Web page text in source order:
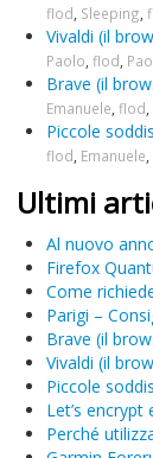
flod Sleeping
Vivaldi (il
Paolo flod
Brave (il
Emanuele flod
Piccole
flod Emanuele
Ultimi
Al nuovo
Firefox
Come
Parigi –
Brave (il
Vivaldi (il
Piccole
Let’s encrypt
Perché